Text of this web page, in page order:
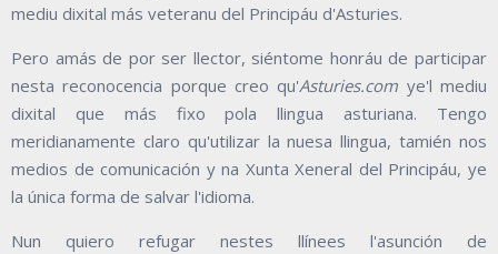
mediu dixital más veteranu del Principáu d'Asturies.
Pero amás de por ser llector, siéntome honráu de participar
nesta reconocencia porque creo qu'Asturies.com ye'l mediu
dixital que más fixo pola llingua asturiana. Tengo
meridianamente claro qu'utilizar la nuesa llingua, tamién nos
medios de comunicación y na Xunta Xeneral del Principáu, ye
la única forma de salvar l'idioma.
Nun quiero refugar nestes llínees l'asunción de